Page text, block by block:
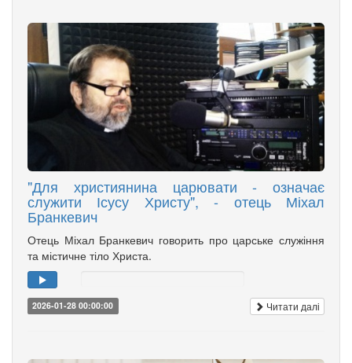
"Для християнина царювати - означає
служити Ісусу Христу", - отець Міхал
Бранкевич
Отець Міхал Бранкевич говорить про царське служіння
та містичне тіло Христа.
2026-01-28 00:00:00 Читати далі